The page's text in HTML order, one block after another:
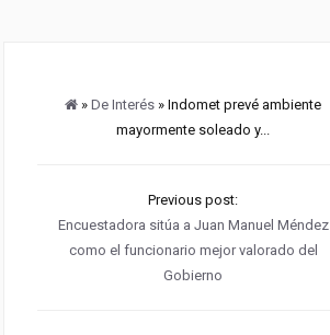
»De Interés » Indomet prevé ambiente
mayormente soleado y...
Previous post:
Encuestadora sitúa a Juan Manuel Méndez
como el funcionario mejor valorado del
Gobierno